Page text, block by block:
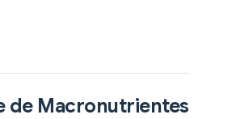
de Macronutrientes